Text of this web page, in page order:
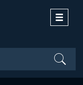
Toggle